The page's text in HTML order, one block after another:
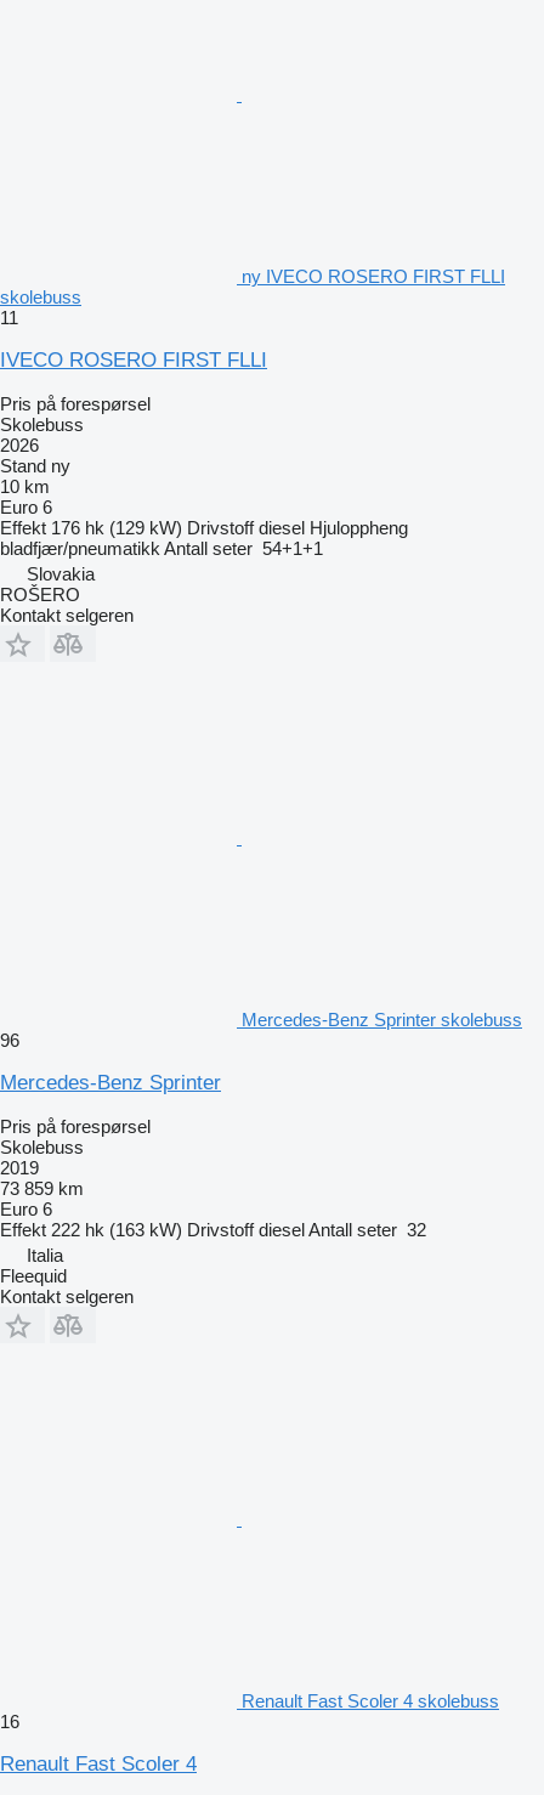
ny IVECO ROSERO FIRST FLLI
skolebuss
11
IVECO ROSERO FIRST FLLI
Pris på forespørsel
Skolebuss
2026
Stand ny
10 km
Euro 6
Effekt 176 hk (129 kW) Drivstoff diesel Hjuloppheng
bladfjær/pneumatikk Antall seter 54+1+1
Slovakia
ROŠERO
Kontakt selgeren
Mercedes-Benz Sprinter skolebuss
96
Mercedes-Benz Sprinter
Pris på forespørsel
Skolebuss
2019
73 859 km
Euro 6
Effekt 222 hk (163 kW) Drivstoff dieselAntall seter 32
Italia
Fleequid
Kontakt selgeren
Renault Fast Scoler 4 skolebuss
16
Renault Fast Scoler 4